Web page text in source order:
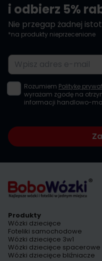
i odbierz 5%
Nie przegap żadnej
*na produkty nieprzecenione
Adres e-mail
Rozumiem Politykę
wyrażam zgodę na
informacji handlowo-
Produkty
Wózki dziecięce
Foteliki samochodowe
Wózki dziecięce 3w1
Wózki dziecięce spacerowe
Wózki dziecięce bliźniacze